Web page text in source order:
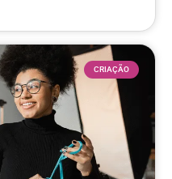
CRIAÇÃO